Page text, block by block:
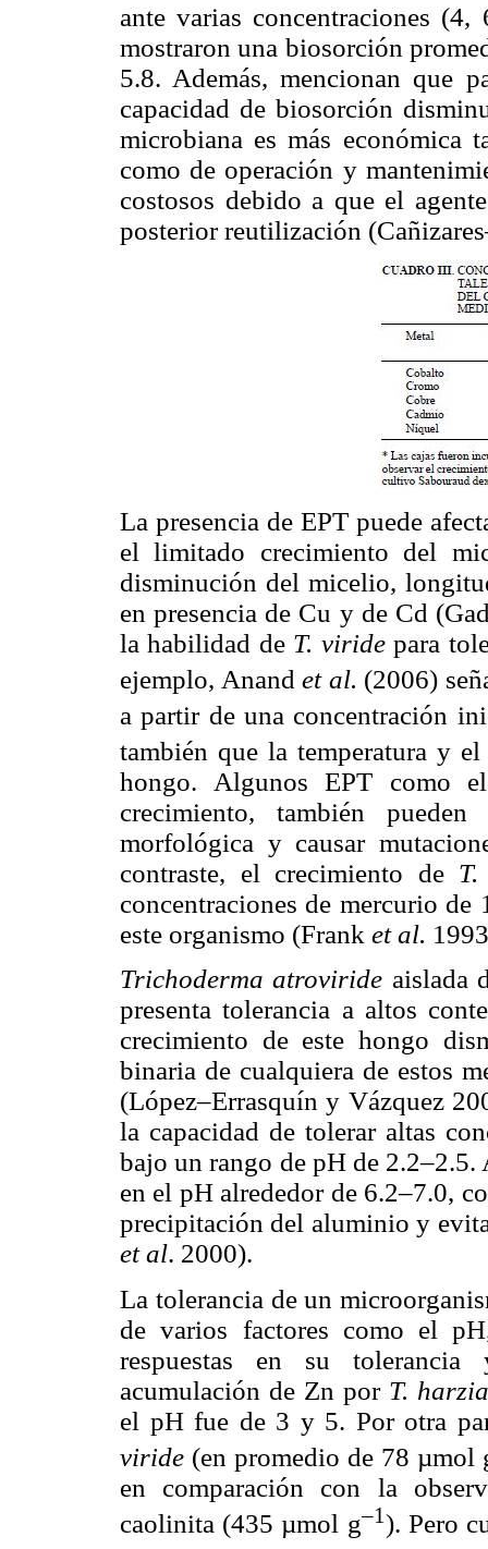
ante varias concentraciones
mostraron una biosorción
5.8. Además, mencionan que
capacidad de biosorción
microbiana es más económica
como de operación y
costosos debido a que el
posterior reutilización
La presencia de EPT puede
el limitado crecimiento del
disminución del micelio,
en presencia de Cu y de Cd
la habilidad de T. viridepara
ejemplo, Anandet al. (2006)
a partir de una concentración
también que la temperatura y
hongo. Algunos EPT como
crecimiento, también
morfológica y causar
contraste, el crecimiento de
concentraciones de mercurio
este organismo (Frank et al.
Trichoderma atroviride aislada
presenta tolerancia a altos
crecimiento de este hongo
binaria de cualquiera de estos
(López–Errasquín y Vázquez
la capacidad de tolerar altas
bajo un rango de pH de
en el pH alrededor de 6.2–7.0,
precipitación del aluminio y
et al. 2000).
La tolerancia de un
de varios factores como el
respuestas en su
acumulación de Zn por T.
el pH fue de 3 y 5. Por otra
viride (en promedio de 78 µmol
en comparación con la
caolinita (435 µmol g–1). Pero